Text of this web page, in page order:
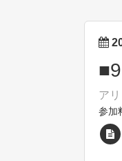
ア
参加